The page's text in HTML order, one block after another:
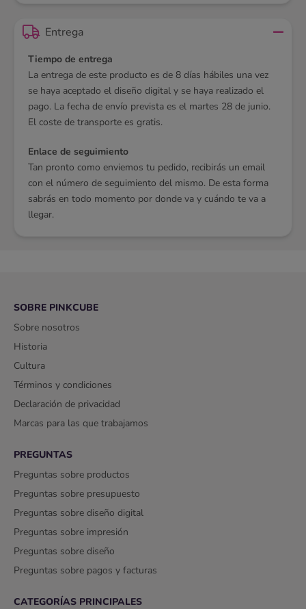
Entrega
Tiempo de entrega
La entrega de este producto es de 8 días hábiles una vez
se haya aceptado el diseño digital y se haya realizado el
pago. La fecha de envío prevista es el martes 28 de junio.
El coste de transporte es gratis.
Enlace de seguimiento
Tan pronto como enviemos tu pedido, recibirás un email
con el número de seguimiento del mismo. De esta forma
sabrás en todo momento por donde va y cuándo te va a
llegar.
SOBRE PINKCUBE
Sobre nosotros
Historia
Cultura
Términos y condiciones
Declaración de privacidad
Marcas para las que trabajamos
PREGUNTAS
Preguntas sobre productos
Preguntas sobre presupuesto
Preguntas sobre diseño digital
Preguntas sobre impresión
Preguntas sobre diseño
Preguntas sobre pagos y facturas
CATEGORÍAS PRINCIPALES